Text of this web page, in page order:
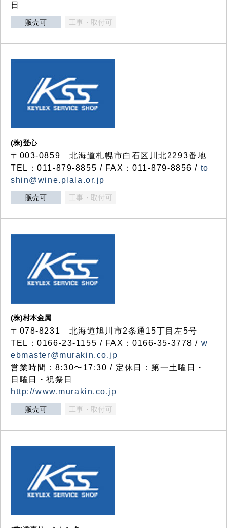
日
販売可 工事・取付可
(株)登心
〒003-0859 北海道札幌市白石区川北2293番地
TEL：011-879-8855 / FAX：011-879-8856 / to
shin@wine.plala.or.jp
販売可 工事・取付可
(株)村本金属
〒078-8231 北海道旭川市2条通15丁目左5号
TEL：0166-23-1155 / FAX：0166-35-3778 / w
ebmaster@murakin.co.jp
営業時間：8:30〜17:30 / 定休日：第一土曜日・
日曜日・祝祭日
http://www.murakin.co.jp
販売可 工事・取付可